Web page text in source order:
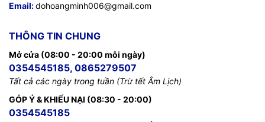
Email:dohoangminh006@gmail.com
THÔNG TIN CHUNG
Mở cửa (08:00 - 20:00 mỗi ngày)
0354545185, 0865279507
Tất cả các ngày trong tuần (Trừ tết Âm Lịch)
GÓP Ý & KHIẾU NẠI (08:30 - 20:00)
0354545185